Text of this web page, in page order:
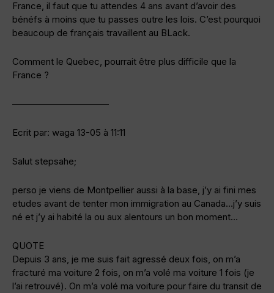
France, il faut que tu attendes 4 ans avant d’avoir des
bénéfs à moins que tu passes outre les lois. C’est pourquoi
beaucoup de français travaillent au BLack.
Comment le Quebec, pourrait être plus difficile que la
France ?
——————————–
Ecrit par: waga 13-05 à 11:11
Salut stepsahe;
perso je viens de Montpellier aussi à la base, j’y ai fini mes
etudes avant de tenter mon immigration au Canada…j’y suis
né et j’y ai habité la ou aux alentours un bon moment…
QUOTE
Depuis 3 ans, je me suis fait agressé deux fois, on m’a
fracturé ma voiture 2 fois, on m’a volé ma voiture 1 fois (je
l’ai retrouvé). On m’a volé ma voiture pour faire du transit de